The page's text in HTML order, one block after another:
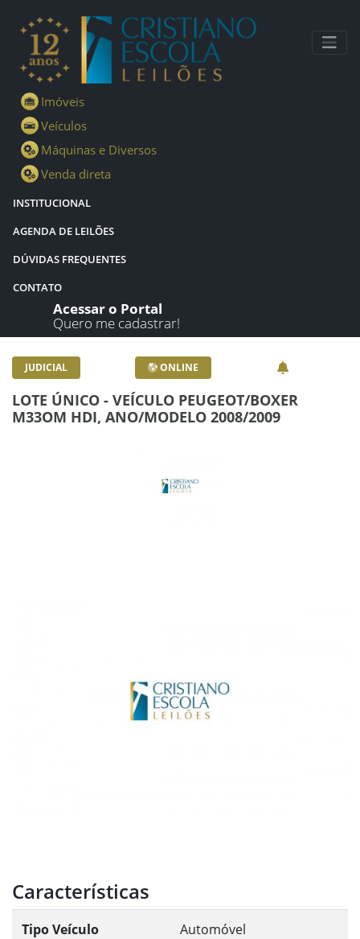
Imóveis
Veículos
Máquinas e Diversos
Venda direta
INSTITUCIONAL
AGENDA DE LEILÕES
DÚVIDAS FREQUENTES
CONTATO
Acessar o Portal
Quero me cadastrar!
JUDICIAL ONLINE
LOTE ÚNICO - VEÍCULO PEUGEOT/BOXER
M33OM HDI, ANO/MODELO 2008/2009
Características
Tipo Veículo Automóvel